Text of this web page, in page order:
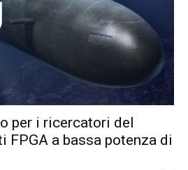
per i ricercatori del
FPGA a bassa potenza di